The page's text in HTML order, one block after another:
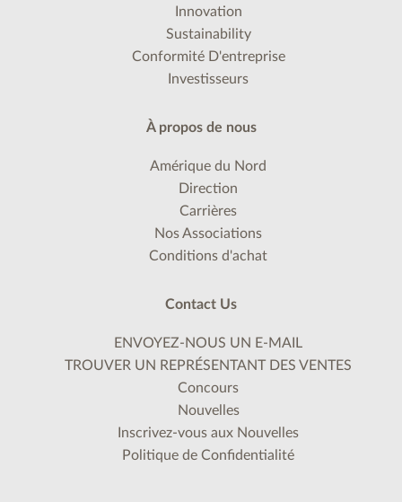
Innovation
Sustainability
Conformité D'entreprise
Investisseurs
À propos de nous
Amérique du Nord
Direction
Carrières
Nos Associations
Conditions d'achat
Contact Us
ENVOYEZ-NOUS UN E-MAIL
TROUVER UN REPRÉSENTANT DES VENTES
Concours
Nouvelles
Inscrivez-vous aux Nouvelles
Politique de Confidentialité